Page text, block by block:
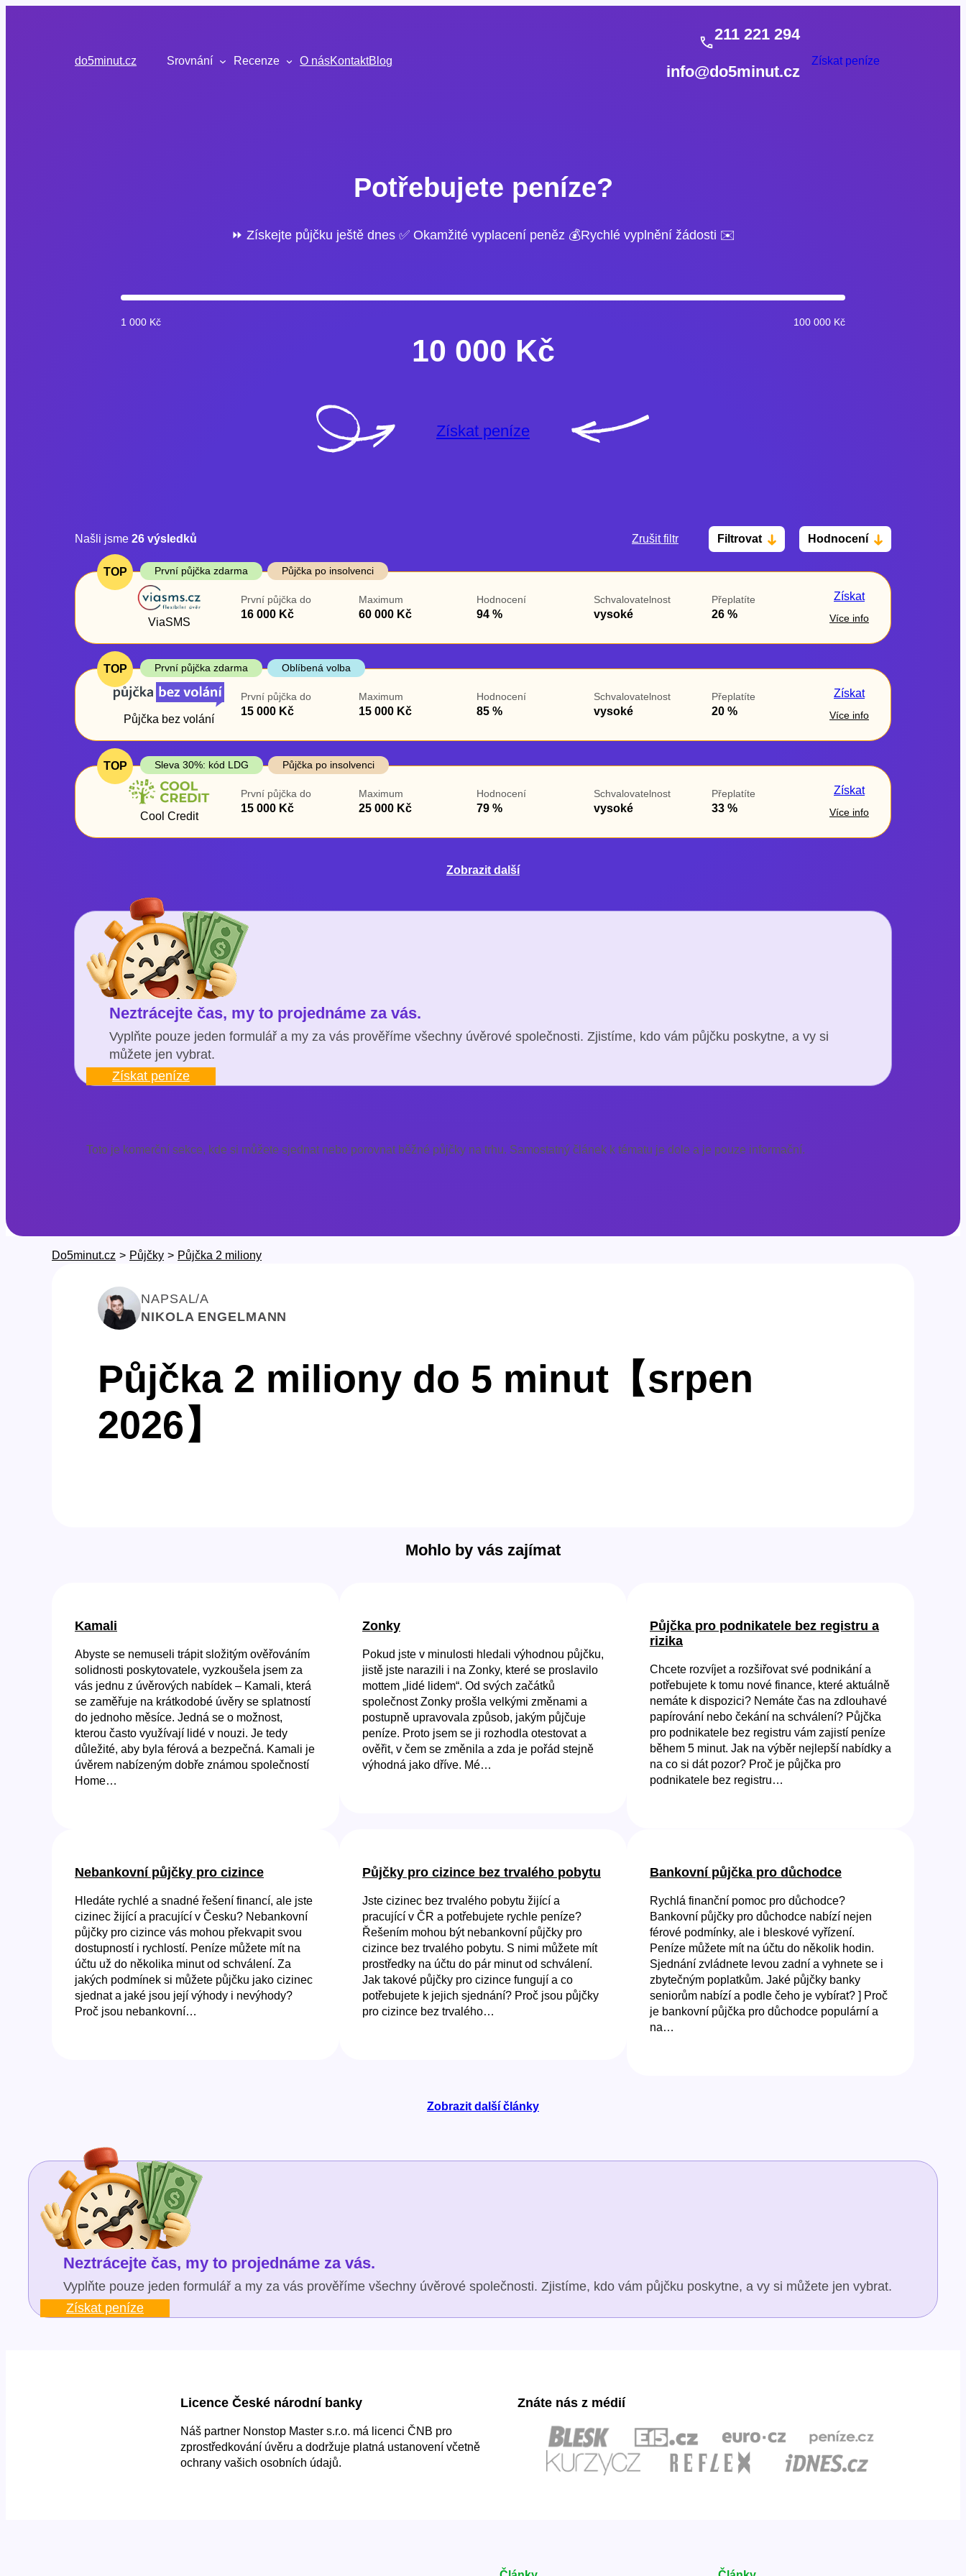
do5minut.cz
Srovnání Recenze O násKontaktBlog
211 221 294
info@do5minut.cz
Získat peníze
Potřebujete peníze?
⏩ Získejte půjčku ještě dnes ✅ Okamžité vyplacení peněz 💰Rychlé vyplnění žádosti ✉️
1 000 Kč 100 000 Kč
10 000 Kč
Získat peníze
Zrušit filtr Filtrovat Hodnocení
Cena
Od
První půjčka zdarma
ano
Našli jsme 26 výsledků
TOP První půjčka zdarma Půjčka po insolvenci
ViaSMS
První půjčka do
16 000 Kč
Maximum
60 000 Kč
Hodnocení
94 %
Schvalovatelnost
vysoké
Přeplatíte
26 %
Získat
Více info
TOP První půjčka zdarma Oblíbená volba
Půjčka bez volání
První půjčka do
15 000 Kč
Maximum
15 000 Kč
Hodnocení
85 %
Schvalovatelnost
vysoké
Přeplatíte
20 %
Získat
Více info
TOP Sleva 30%: kód LDG Půjčka po insolvenci
Cool Credit
První půjčka do
15 000 Kč
Maximum
25 000 Kč
Hodnocení
79 %
Schvalovatelnost
vysoké
Přeplatíte
33 %
Získat
Více info
Zobrazit další
Neztrácejte čas, my to projednáme za vás.
Vyplňte pouze jeden formulář a my za vás prověříme všechny úvěrové společnosti. Zjistíme, kdo vám půjčku poskytne, a vy si
můžete jen vybrat.
Získat peníze
Toto je komerční sekce, kde si můžete sjednat nebo porovnat běžné půjčky na trhu. Samostatný článek k tématu je dole a je pouze informační.
Do5minut.cz > Půjčky > Půjčka 2 miliony
NAPSAL/A
NIKOLA ENGELMANN
Půjčka 2 miliony do 5 minut【srpen
2026】
Mohlo by vás zajímat
Kamali
Abyste se nemuseli trápit složitým ověřováním
solidnosti poskytovatele, vyzkoušela jsem za
vás jednu z úvěrových nabídek – Kamali, která
se zaměřuje na krátkodobé úvěry se splatností
do jednoho měsíce. Jedná se o možnost,
kterou často využívají lidé v nouzi. Je tedy
důležité, aby byla férová a bezpečná. Kamali je
úvěrem nabízeným dobře známou společností
Home…
Zonky
Pokud jste v minulosti hledali výhodnou půjčku,
jistě jste narazili i na Zonky, které se proslavilo
mottem „lidé lidem“. Od svých začátků
společnost Zonky prošla velkými změnami a
postupně upravovala způsob, jakým půjčuje
peníze. Proto jsem se ji rozhodla otestovat a
ověřit, v čem se změnila a zda je pořád stejně
výhodná jako dříve. Mé…
Půjčka pro podnikatele bez registru a
rizika
Chcete rozvíjet a rozšiřovat své podnikání a
potřebujete k tomu nové finance, které aktuálně
nemáte k dispozici? Nemáte čas na zdlouhavé
papírování nebo čekání na schválení? Půjčka
pro podnikatele bez registru vám zajistí peníze
během 5 minut. Jak na výběr nejlepší nabídky a
na co si dát pozor? Proč je půjčka pro
podnikatele bez registru…
Nebankovní půjčky pro cizince
Hledáte rychlé a snadné řešení financí, ale jste
cizinec žijící a pracující v Česku? Nebankovní
půjčky pro cizince vás mohou překvapit svou
dostupností i rychlostí. Peníze můžete mít na
účtu už do několika minut od schválení. Za
jakých podmínek si můžete půjčku jako cizinec
sjednat a jaké jsou její výhody i nevýhody?
Proč jsou nebankovní…
Půjčky pro cizince bez trvalého pobytu
Jste cizinec bez trvalého pobytu žijící a
pracující v ČR a potřebujete rychle peníze?
Řešením mohou být nebankovní půjčky pro
cizince bez trvalého pobytu. S nimi můžete mít
prostředky na účtu do pár minut od schválení.
Jak takové půjčky pro cizince fungují a co
potřebujete k jejich sjednání? Proč jsou půjčky
pro cizince bez trvalého…
Bankovní půjčka pro důchodce
Rychlá finanční pomoc pro důchodce?
Bankovní půjčky pro důchodce nabízí nejen
férové podmínky, ale i bleskové vyřízení.
Peníze můžete mít na účtu do několik hodin.
Sjednání zvládnete levou zadní a vyhnete se i
zbytečným poplatkům. Jaké půjčky banky
seniorům nabízí a podle čeho je vybírat? ] Proč
je bankovní půjčka pro důchodce populární a
na…
Zobrazit další články
Neztrácejte čas, my to projednáme za vás.
Vyplňte pouze jeden formulář a my za vás prověříme všechny úvěrové společnosti. Zjistíme, kdo vám půjčku poskytne, a vy si můžete jen vybrat.
Získat peníze
Licence České národní banky
Náš partner Nonstop Master s.r.o. má licenci ČNB pro
zprostředkování úvěru a dodržuje platná ustanovení včetně
ochrany vašich osobních údajů.
Znáte nás z médií